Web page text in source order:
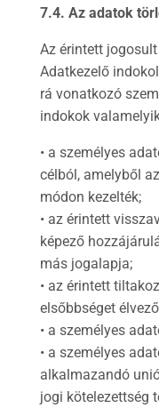
7.4. Az adatok
Az érintett
Adatkezelő
rá vonatkozó
indokok
• a személyes
célból, amelyből
módon kezelték;
• az érintett
képező
más jogalapja;
• az érintett
elsőbbséget
• a személyes
• a személyes
alkalmazandó
jogi kötelezettség